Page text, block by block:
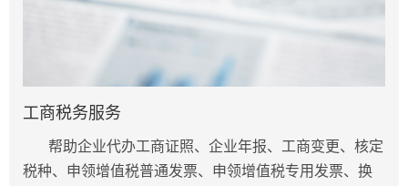
工商税务服务
帮助企业代办工商证照、企业年报、工商变更、核定
税种、 申领增值税普通发票、申领增值税专用发票、换